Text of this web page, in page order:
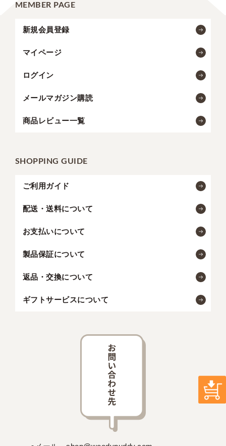
MEMBER PAGE
新規会員登録
マイページ
ログイン
メールマガジン購読
商品レビュー一覧
SHOPPING GUIDE
ご利用ガイド
配送・送料について
お支払いについて
製品保証について
返品・交換について
ギフトサービスについて